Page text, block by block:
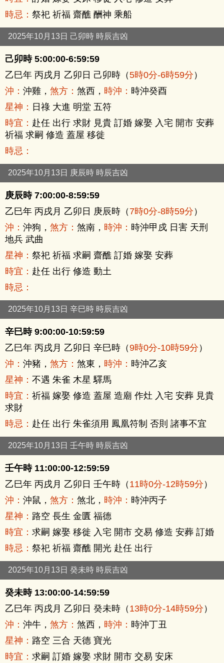
時忌： 祭祀 祈福 齋醮 酬神 乘船
2025年10月13日 己卯時 時辰吉凶
己卯時 5:00:00-6:59:59
乙巳年 丙戌月 乙卯日 己卯時（5時0分-6時59分）
沖： 沖雞， 煞方： 煞西， 時沖： 時沖癸酉
星神： 日祿 大進 明堂 五符
時宜： 赴任 出行 求財 見貴 訂婚 嫁娶 入宅 開市 安葬
祈福 求嗣 修造 蓋屋 移徙
時忌：
2025年10月13日 庚辰時 時辰吉凶
庚辰時 7:00:00-8:59:59
乙巳年 丙戌月 乙卯日 庚辰時（7時0分-8時59分）
沖： 沖狗， 煞方： 煞南， 時沖： 時沖甲戍 日害 天刑
地兵 武曲
星神： 祭祀 祈福 求嗣 齋醮 訂婚 嫁娶 安葬
時宜： 赴任 出行 修造 動土
時忌：
2025年10月13日 辛巳時 時辰吉凶
辛巳時 9:00:00-10:59:59
乙巳年 丙戌月 乙卯日 辛巳時（9時0分-10時59分）
沖： 沖豬， 煞方： 煞東， 時沖： 時沖乙亥
星神： 不遇 朱雀 木星 驛馬
時宜： 祈福 嫁娶 修造 蓋屋 造廟 作灶 入宅 安葬 見貴
求財
時忌： 赴任 出行 朱雀須用 鳳凰符制 否則 諸事不宜
2025年10月13日 壬午時 時辰吉凶
壬午時 11:00:00-12:59:59
乙巳年 丙戌月 乙卯日 壬午時（11時0分-12時59分）
沖： 沖鼠， 煞方： 煞北， 時沖： 時沖丙子
星神： 路空 長生 金匱 福德
時宜： 求嗣 嫁娶 移徙 入宅 開市 交易 修造 安葬 訂婚
時忌： 祭祀 祈福 齋醮 開光 赴任 出行
2025年10月13日 癸未時 時辰吉凶
癸未時 13:00:00-14:59:59
乙巳年 丙戌月 乙卯日 癸未時（13時0分-14時59分）
沖： 沖牛， 煞方： 煞西， 時沖： 時沖丁丑
星神： 路空 三合 天德 寶光
時宜： 求嗣 訂婚 嫁娶 求財 開市 交易 安床